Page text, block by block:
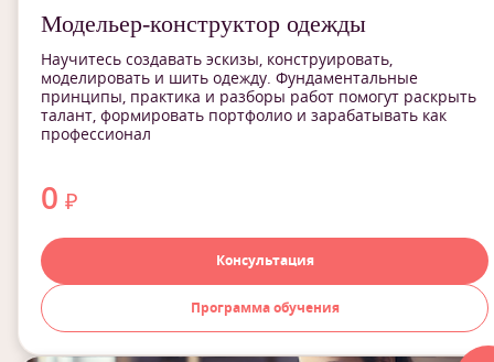
Модельер-конструктор одежды
Научитесь создавать эскизы, конструировать,
моделировать и шить одежду. Фундаментальные
принципы, практика и разборы работ помогут раскрыть
талант, формировать портфолио и зарабатывать как
профессионал
0 ₽
Консультация
Программа обучения